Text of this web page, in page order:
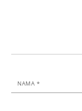
NAMA *